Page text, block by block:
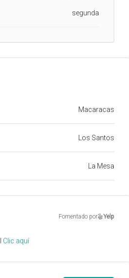
segunda
Macaracas
Los Santos
La Mesa
Fomentado por Yelp
Clic aquí